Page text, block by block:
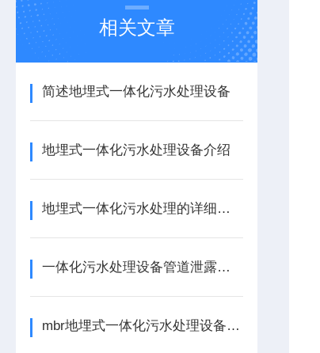
相关文章
简述地埋式一体化污水处理设备
地埋式一体化污水处理设备介绍
地埋式一体化污水处理的详细介绍
一体化污水处理设备管道泄露处理方法
mbr地埋式一体化污水处理设备的核心处理单元如下